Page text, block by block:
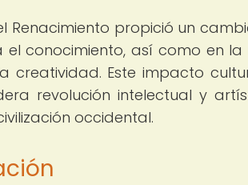
propició un
conocimiento, así como en
creatividad. Este impacto
revolución intelectual y
occidental.